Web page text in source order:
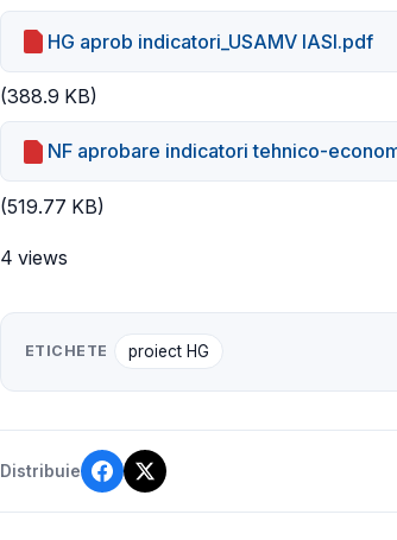
HG aprob indicatori_USAMV IASI.pdf
(388.9 KB)
NF aprobare indicatori tehnico-
(519.77 KB)
4 views
ETICHETE proiect HG
Distribuie